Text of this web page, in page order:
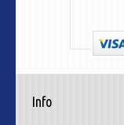
Info